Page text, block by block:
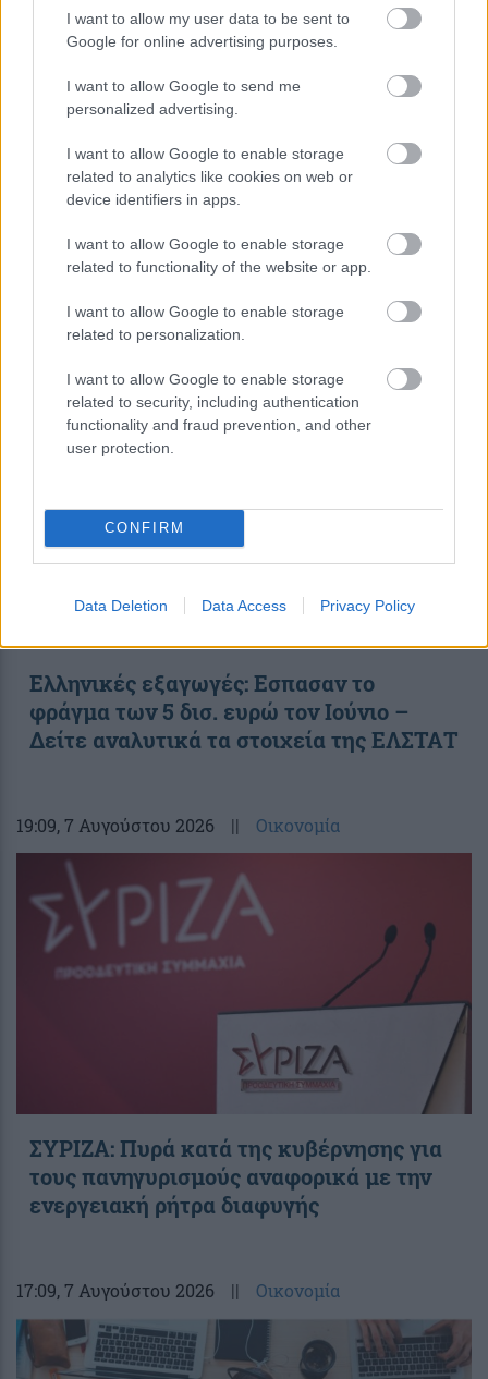
I want to allow my user data to be sent to
Google for online advertising purposes.
I want to allow Google to send me
personalized advertising.
I want to allow Google to enable storage
related to analytics like cookies on web or
device identifiers in apps.
I want to allow Google to enable storage
related to functionality of the website or app.
I want to allow Google to enable storage
related to personalization.
I want to allow Google to enable storage
related to security, including authentication
functionality and fraud prevention, and other
user protection.
CONFIRM
Data Deletion Data Access Privacy Policy
ασφαλείας της βιολογίας του Claude
Fable 5 για τη μείωση των ψευδών
θετικών αποτελεσμάτων
περισσότερα
Ελληνικές εξαγωγές: Εσπασαν το
φράγμα των 5 δισ. ευρώ τον Ιούνιο –
Δείτε αναλυτικά τα στοιχεία της ΕΛΣΤΑΤ
19:09, 7 Αυγούστου 2026 || Οικονομία
ΣΥΡΙΖΑ: Πυρά κατά της κυβέρνησης για
τους πανηγυρισμούς αναφορικά με την
ενεργειακή ρήτρα διαφυγής
17:09, 7 Αυγούστου 2026 || Οικονομία